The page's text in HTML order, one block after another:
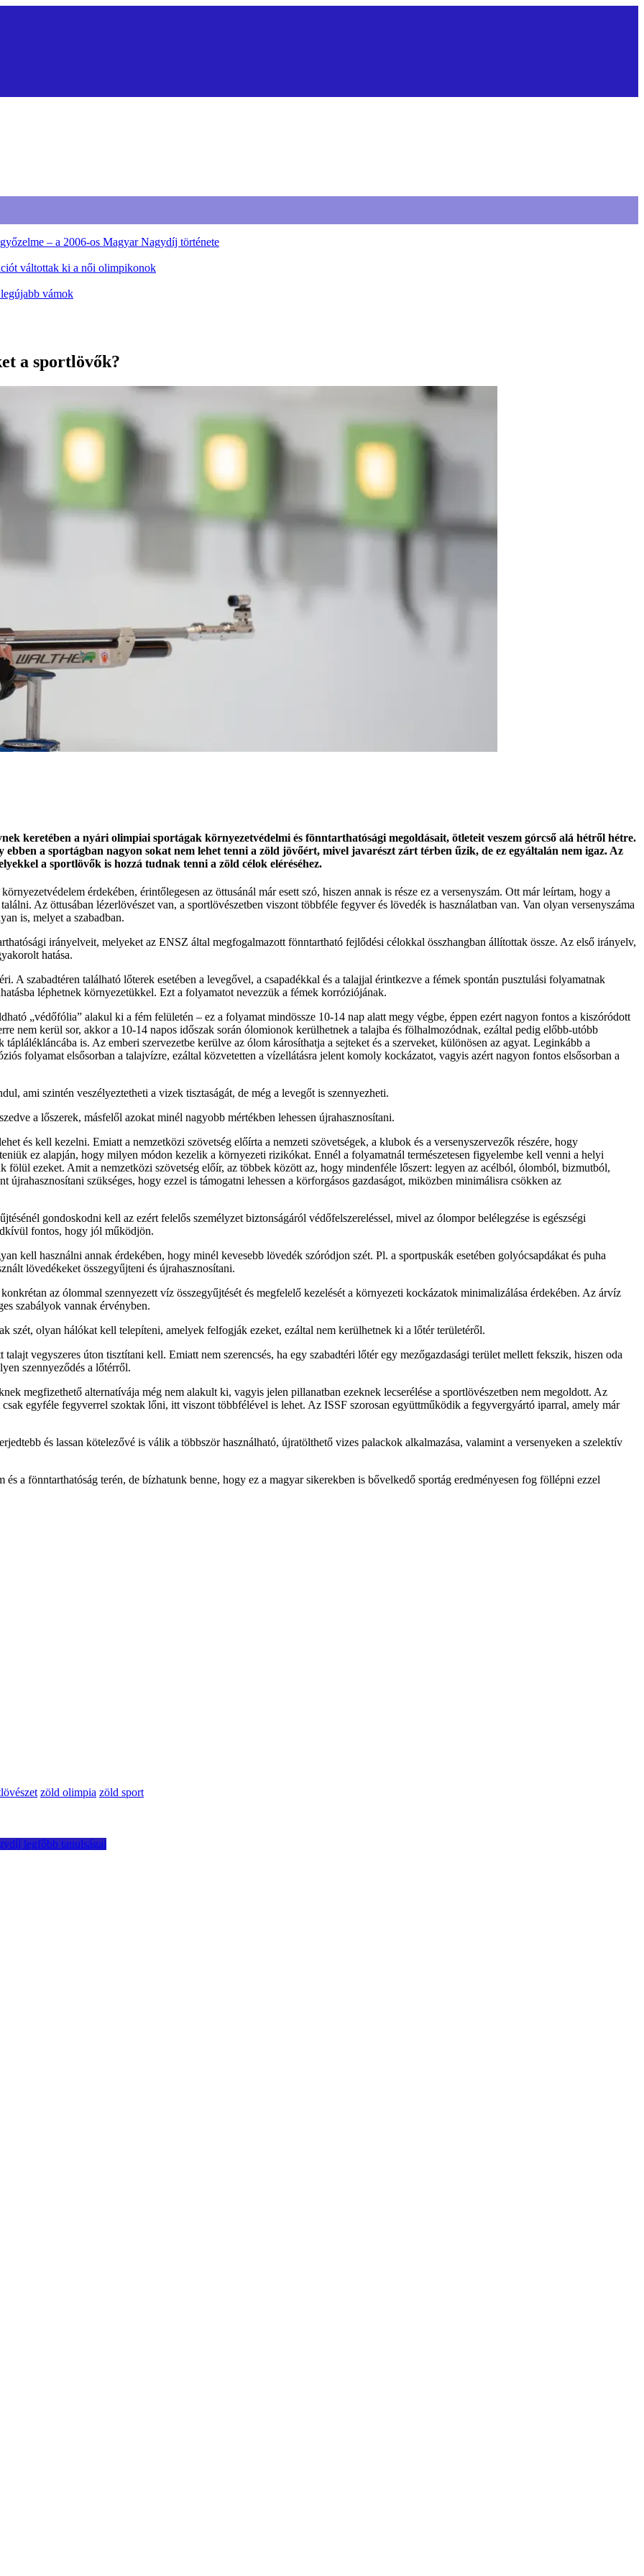
– a 2006-os Magyar Nagydíj története
váltottak ki a női olimpikonok
vámok
a sportlövők?
keretében a nyári olimpiai sportágak környezetvédelmi és fönntarthatósági megoldásait, ötleteit veszem górcső alá hétről hétre.
a sportágban nagyon sokat nem lehet tenni a zöld jövőért, mivel javarészt zárt térben űzik, de ez egyáltalán nem igaz. Az
a sportlövők is hozzá tudnak tenni a zöld célok eléréséhez.
érdekében, érintőlegesen az öttusánál már esett szó, hiszen annak is része ez a versenyszám. Ott már leírtam, hogy a
Az öttusában lézerlövészet van, a sportlövészetben viszont többféle fegyver és lövedék is használatban van. Van olyan versenyszáma
is, melyet a szabadban.
irányelveit, melyeket az ENSZ által megfogalmazott fönntartható fejlődési célokkal összhangban állítottak össze. Az első irányelv,
hatása.
A szabadtéren található lőterek esetében a levegővel, a csapadékkal és a talajjal érintkezve a fémek spontán pusztulási folyamatnak
léphetnek környezetükkel. Ezt a folyamatot nevezzük a fémek korróziójának.
„védőfólia” alakul ki a fém felületén – ez a folyamat mindössze 10-14 nap alatt megy végbe, éppen ezért nagyon fontos a kiszóródott
nem kerül sor, akkor a 10-14 napos időszak során ólomionok kerülhetnek a talajba és fölhalmozódnak, ezáltal pedig előbb-utóbb
is. Az emberi szervezetbe kerülve az ólom károsíthatja a sejteket és a szerveket, különösen az agyat. Leginkább a
folyamat elsősorban a talajvízre, ezáltal közvetetten a vízellátásra jelent komoly kockázatot, vagyis azért nagyon fontos elsősorban a
ami szintén veszélyeztetheti a vizek tisztaságát, de még a levegőt is szennyezheti.
a lőszerek, másfelől azokat minél nagyobb mértékben lehessen újrahasznosítani.
és kell kezelni. Emiatt a nemzetközi szövetség előírta a nemzeti szövetségek, a klubok és a versenyszervezők részére, hogy
ez alapján, hogy milyen módon kezelik a környezeti rizikókat. Ennél a folyamatnál természetesen figyelembe kell venni a helyi
fölül ezeket. Amit a nemzetközi szövetség előír, az többek között az, hogy mindenféle lőszert: legyen az acélból, ólomból, bizmutból,
szükséges, hogy ezzel is támogatni lehessen a körforgásos gazdaságot, miközben minimálisra csökken az
gondoskodni kell az ezért felelős személyzet biztonságáról védőfelszereléssel, mivel az ólompor belélegzése is egészségi
fontos, hogy jól működjön.
kell használni annak érdekében, hogy minél kevesebb lövedék szóródjon szét. Pl. a sportpuskák esetében golyócsapdákat és puha
lövedékeket összegyűjteni és újrahasznosítani.
az ólommal szennyezett víz összegyűjtését és megfelelő kezelését a környezeti kockázatok minimalizálása érdekében. Az árvíz
szabályok vannak érvényben.
szét, olyan hálókat kell telepíteni, amelyek felfogják ezeket, ezáltal nem kerülhetnek ki a lőtér területéről.
vegyszeres úton tisztítani kell. Emiatt nem szerencsés, ha egy szabadtéri lőtér egy mezőgazdasági terület mellett fekszik, hiszen oda
szennyeződés a lőtérről.
megfizethető alternatívája még nem alakult ki, vagyis jelen pillanatban ezeknek lecserélése a sportlövészetben nem megoldott. Az
egyféle fegyverrel szoktak lőni, itt viszont többfélével is lehet. Az ISSF szorosan együttműködik a fegyvergyártó iparral, amely már
és lassan kötelezővé is válik a többször használható, újratölthető vizes palackok alkalmazása, valamint a versenyeken a szelektív
a fönntarthatóság terén, de bízhatunk benne, hogy ez a magyar sikerekben is bővelkedő sportág eredményesen fog föllépni ezzel
zöld olimpia zöld sport
legfőbb tanulságai